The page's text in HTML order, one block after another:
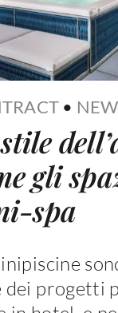
•
gli
spa
dei progetti